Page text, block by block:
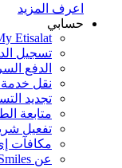
المزيد
My Etisalat
تسجيل الدخول
الدفع السريع
نقل خدمة eLife
تجديد التسجيل
متابعة الطلبات
تفعيل شريحة SIM
مكافآت إي آند مع Smiles